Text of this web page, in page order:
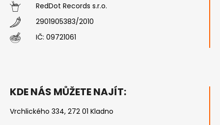
RedDot Records s.r.o.
2901905383/2010
IČ: 09721061
KDE NÁS MŮŽETE NAJÍT:
Vrchlického 334, 272 01 Kladno